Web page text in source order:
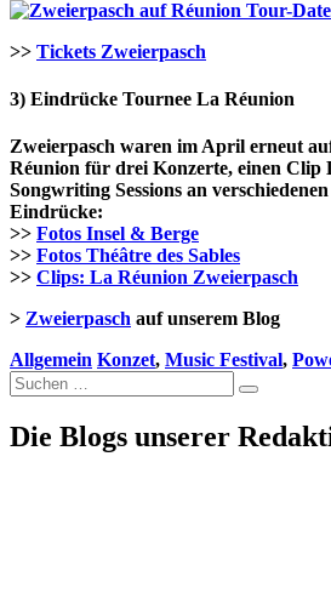
Tour-
>> Tickets Zweierpasch
3) Eindrücke Tournee La Réunion
Zweierpasch waren im April erneut
Réunion für drei Konzerte, einen Clip
Songwriting Sessions an
Eindrücke:
>> Fotos Insel & Berge
>> Fotos Théâtre des Sables
>> Clips: La Réunion Zweierpasch
> Zweierpasch auf unserem Blog
Allgemein Konzet, Music Festival,
Suche
nach:
Die Blogs unserer